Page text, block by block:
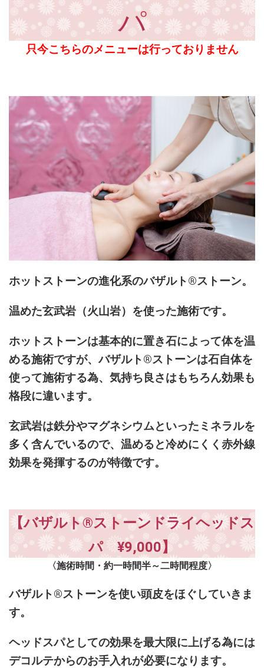
パ
只今こちらのメニューは行っておりません
ホットストーンの進化系のバザルト®ストーン。
温めた玄武岩（火山岩）を使った施術です。
ホットストーンは基本的に置き石によって体を温
める施術ですが、バザルト®ストーンは石自体を
使って施術する為、気持ち良さはもちろん効果も
格段に違います。
玄武岩は鉄分やマグネシウムといったミネラルを
多く含んでいるので、温めると冷めにくく赤外線
効果を発揮するのが特徴です。
【バザルト®ストーンドライヘッドス
パ ¥9,000】
〈施術時間・約一時間半～二時間程度〉
バザルト®ストーンを使い頭皮をほぐしていきま
す。
ヘッドスパとしての効果を最大限に上げる為には
デコルテからのお手入れが必要になります。